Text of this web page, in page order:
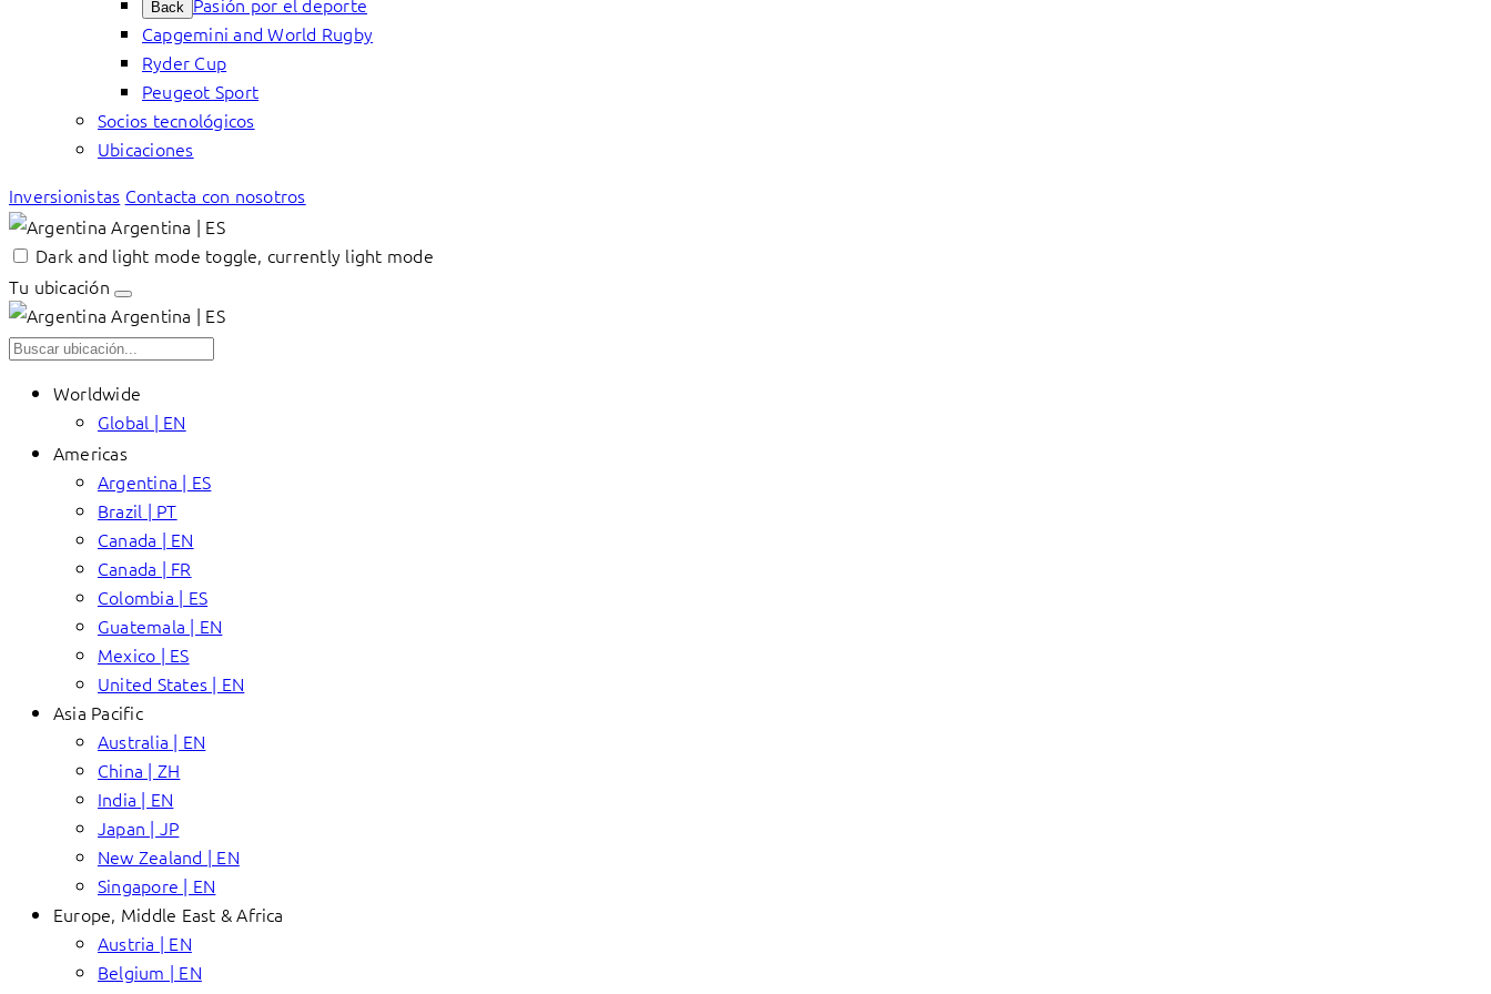
Back
Capgemini and World Rugby
Ryder Cup
Peugeot Sport
Socios tecnológicos
Ubicaciones
Inversionistas Contacta con nosotros
Argentina | ES
Dark and light mode toggle, currently light mode
Tu ubicación
Argentina | ES
Worldwide
Global | EN
Americas
Argentina | ES
Brazil | PT
Canada | EN
Canada | FR
Colombia | ES
Guatemala | EN
Mexico | ES
United States | EN
Asia Pacific
Australia | EN
China | ZH
India | EN
Japan | JP
New Zealand | EN
Singapore | EN
Europe, Middle East & Africa
Austria | EN
Belgium | EN